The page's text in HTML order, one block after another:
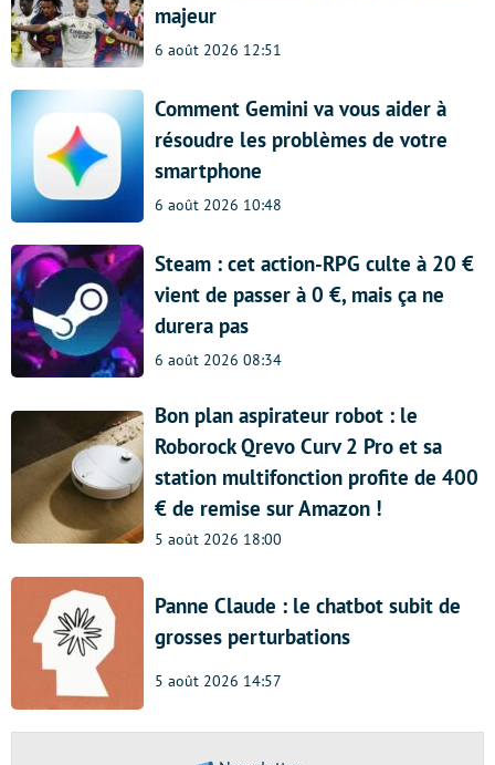
majeur
6 août 2026 12:51
Comment Gemini va vous aider à
résoudre les problèmes de votre
smartphone
6 août 2026 10:48
Steam : cet action-RPG culte à 20 €
vient de passer à 0 €, mais ça ne
durera pas
6 août 2026 08:34
Bon plan aspirateur robot : le
Roborock Qrevo Curv 2 Pro et sa
station multifonction profite de 400
€ de remise sur Amazon !
5 août 2026 18:00
Panne Claude : le chatbot subit de
grosses perturbations
5 août 2026 14:57